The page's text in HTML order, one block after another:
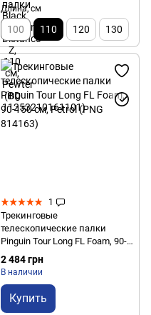
Длина, см
100 110 120 130
1
Трекинговые
телескопические палки
Pinguin Tour Long FL Foam, 90-
150 см, Petrol (PNG 814163)
2 484 грн
В наличии
Купить